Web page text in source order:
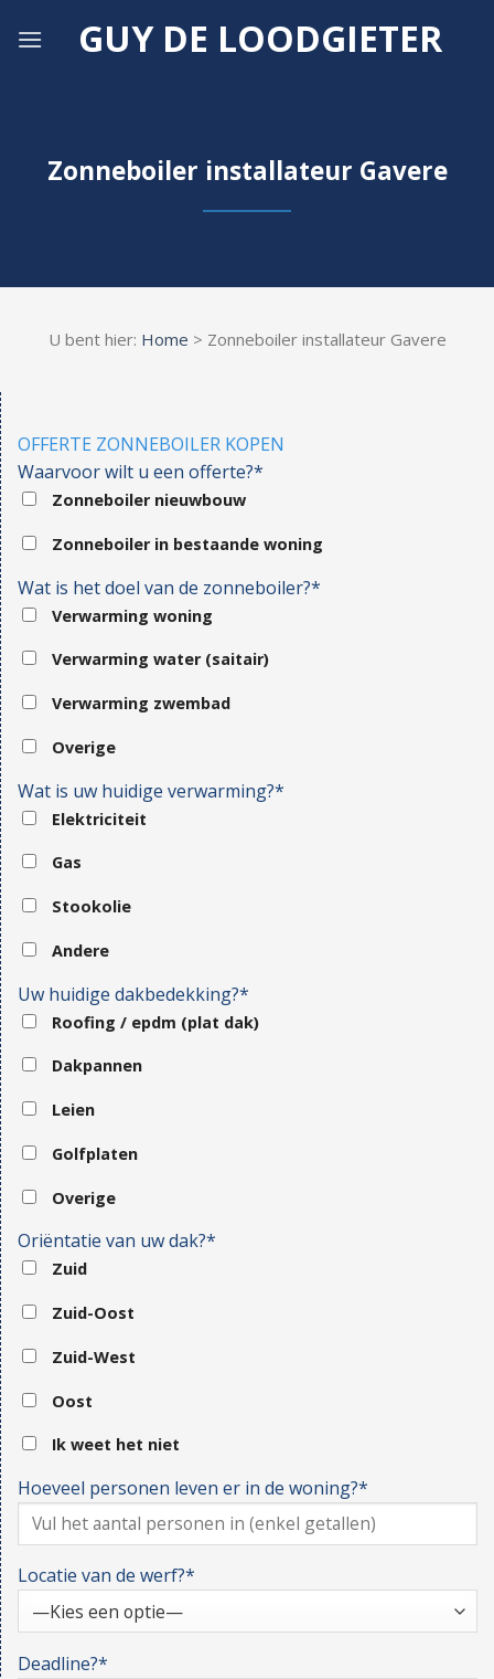
GUY DE LOODGIETER
Zonneboiler installateur Gavere
U bent hier: Home > Zonneboiler installateur Gavere
OFFERTE ZONNEBOILER KOPEN
Waarvoor wilt u een offerte?*
Zonneboiler nieuwbouw
Zonneboiler in bestaande woning
Wat is het doel van de zonneboiler?*
Verwarming woning
Verwarming water (saitair)
Verwarming zwembad
Overige
Wat is uw huidige verwarming?*
Elektriciteit
Gas
Stookolie
Andere
Uw huidige dakbedekking?*
Roofing / epdm (plat dak)
Dakpannen
Leien
Golfplaten
Overige
Oriëntatie van uw dak?*
Zuid
Zuid-Oost
Zuid-West
Oost
Ik weet het niet
Hoeveel personen leven er in de woning?*
Locatie van de werf?*
Deadline?*